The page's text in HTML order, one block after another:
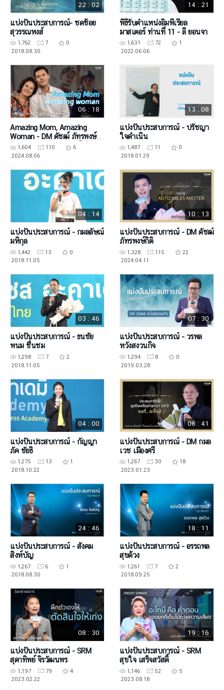
22 : 02
แบ่งปันประสบการณ์- ชดช้อย
สุวรรณหงส์
1,762 7
0
2018.08.30
14 : 21
พิธีรับตำแหน่งอิมพีเรียล
มาสเตอร์ ท่านที่ 11 - ลี ยอนจา
1,631 72
1
2022.06.06
06 : 18
Amazing Mom, Amazing
Woman - DM ดัชฒ์ ภัทรพงษ์กิ
ติ & DM ธัญภา ภัทรพงษ์กิติ
1,604 110
6
2024.08.06
13 : 08
แบ่งปันประสบการณ์ - ปรัชญา
ใจดำเนิน
1,487 11
0
2018.01.29
04 : 14
แบ่งปันประสบการณ์ - กมลลัษณ์
มหิกุล
1,442 13
0
2018.11.05
10 : 13
แบ่งปันประสบการณ์ - DM ดัชฒ์
ภัทรพงษ์กิติ
1,328 115
22
2024.04.11
03 : 46
แบ่งปันประสบการณ์ - ธนชัย
พนม ชื่นชม
1,298 7
2
2018.11.05
07 : 30
แบ่งปันประสบการณ์ - วรพล
หวังสงวนกิจ
1,294 8
0
2019.03.28
04 : 00
แบ่งปันประสบการณ์ - กัญญา
ภัค ชัยธิ
1,275 13
1
2018.10.22
06 : 41
แบ่งปันประสบการณ์ - DM กมล
เวช เมืองศรี
1,267 30
18
2023.01.23
24 : 46
แบ่งปันประสบการณ์ - สังคม
สิงห์บัญ
1,267 6
1
2018.08.30
18 : 11
แบ่งปันประสบการณ์ - อรรถพล
สุขด้วง
1,261 7
2
2018.09.25
08 : 30
แบ่งปันประสบการณ์ - SRM
สุดาทิพย์ จิรวัฒนพร
1,197 79
4
2023.02.22
19 : 16
แบ่งปันประสบการณ์ - SRM
สุขใจ เสร็จสวัสดิ์
1,146 52
5
2023.08.18